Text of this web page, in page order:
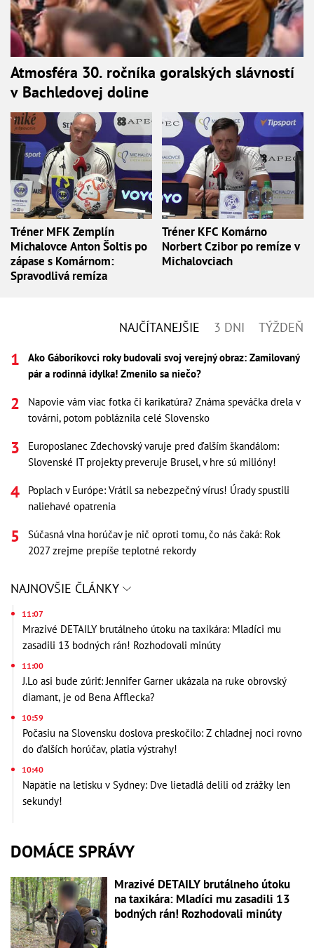
Atmosféra 30. ročníka goralských slávností
v Bachledovej doline
Tréner MFK Zemplín
Michalovce Anton Šoltis po
zápase s Komárnom:
Spravodlivá remíza
Tréner KFC Komárno
Norbert Czibor po remíze v
Michalovciach
NAJČÍTANEJŠIE 3 DNI TÝŽDEŇ
Ako Gáboríkovci roky budovali svoj verejný obraz: Zamilovaný
pár a rodinná idylka! Zmenilo sa niečo?
Napovie vám viac fotka či karikatúra? Známa speváčka drela v
továrni, potom pobláznila celé Slovensko
Europoslanec Zdechovský varuje pred ďalším škandálom:
Slovenské IT projekty preveruje Brusel, v hre sú milióny!
Poplach v Európe: Vrátil sa nebezpečný vírus! Úrady spustili
naliehavé opatrenia
Súčasná vlna horúčav je nič oproti tomu, čo nás čaká: Rok
2027 zrejme prepíše teplotné rekordy
NAJNOVŠIE ČLÁNKY
11:07
Mrazivé DETAILY brutálneho útoku na taxikára: Mladíci mu
zasadili 13 bodných rán! Rozhodovali minúty
11:00
J.Lo asi bude zúriť: Jennifer Garner ukázala na ruke obrovský
diamant, je od Bena Afflecka?
10:59
Počasiu na Slovensku doslova preskočilo: Z chladnej noci rovno
do ďalších horúčav, platia výstrahy!
10:40
Napätie na letisku v Sydney: Dve lietadlá delili od zrážky len
sekundy!
DOMÁCE SPRÁVY
Mrazivé DETAILY brutálneho útoku
na taxikára: Mladíci mu zasadili 13
bodných rán! Rozhodovali minúty